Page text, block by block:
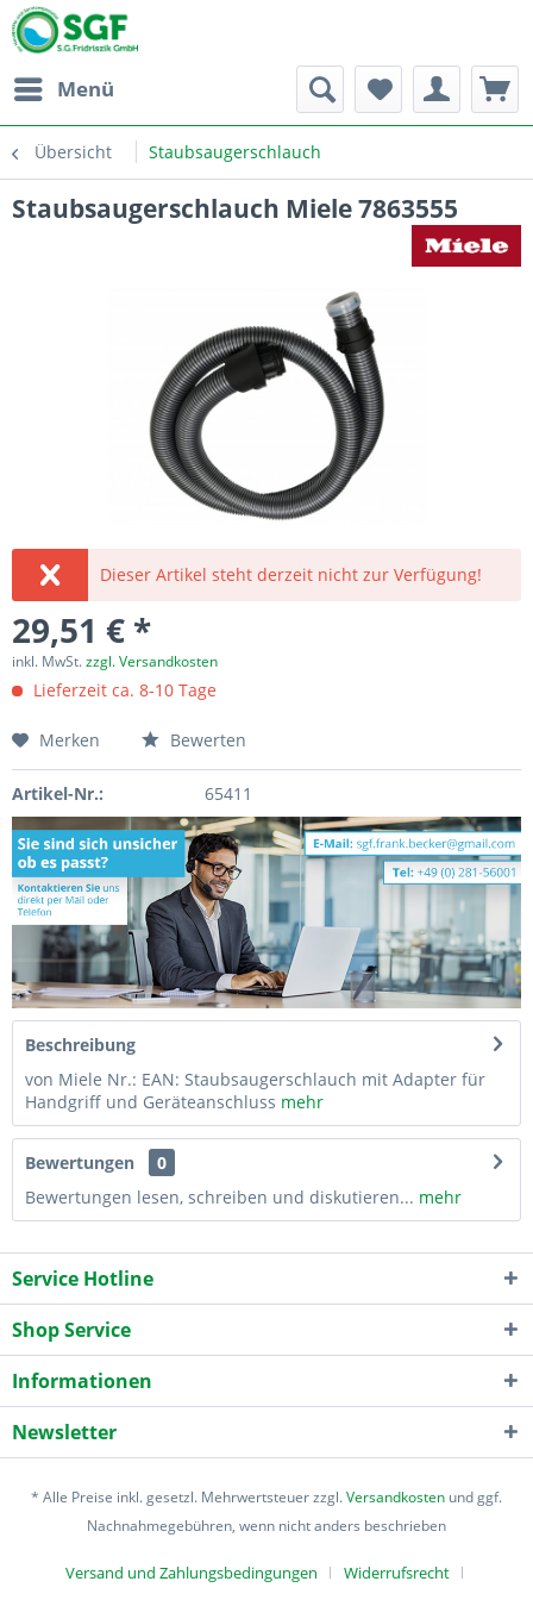
Menü
Übersicht Staubsaugerschlauch
Staubsaugerschlauch Miele 7863555
Dieser Artikel steht derzeit nicht zur Verfügung!
29,51 € *
inkl. MwSt.zzgl. Versandkosten
Lieferzeit ca. 8-10 Tage
Merken Bewerten
Artikel-Nr.: 65411
Beschreibung
von Miele Nr.: EAN: Staubsaugerschlauch mit Adapter für
Handgriff und Geräteanschluss mehr
Bewertungen
0
Bewertungen lesen, schreiben und diskutieren... mehr
Service Hotline
Shop Service
Informationen
Newsletter
* Alle Preise inkl. gesetzl. Mehrwertsteuer zzgl.Versandkosten und ggf.
Nachnahmegebühren, wenn nicht anders beschrieben
Versand und Zahlungsbedingungen Widerrufsrecht